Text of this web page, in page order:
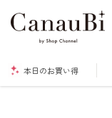
本日のお買い得